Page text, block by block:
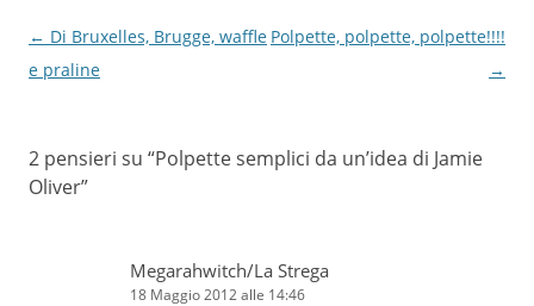
Navigazione
articolo
← Di Bruxelles, Brugge, waffle
e praline
Polpette, polpette, polpette!!!!
→
2 pensieri su “Polpette semplici da un’idea di Jamie
Oliver”
Megarahwitch/La Strega
18 Maggio 2012 alle 14:46